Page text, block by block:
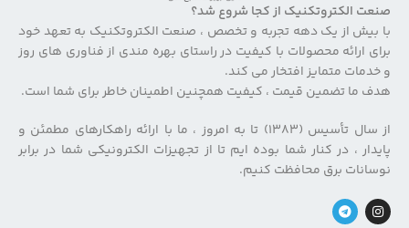
صنعت الکتروتکنیک از کجا شروع شد؟
با بیش از یک دهه تجربه و تخصص ، صنعت الکتروتکنیک به تعهد خود
برای ارائه محصولات با کیفیت در راستای بهره مندی از فناوری های روز
و خدمات متمایز افتخار می کند.
هدف ما تضمین قیمت ، کیفیت همچنین اطمینان خاطر برای شما است.
از سال تأسیس (۱۳۸۳) تا به امروز ، ما با ارائه راهکارهای مطمئن و
پایدار ، در کنار شما بوده ایم تا از تجهیزات الکترونیکی شما در برابر
نوسانات برق محافظت کنیم.